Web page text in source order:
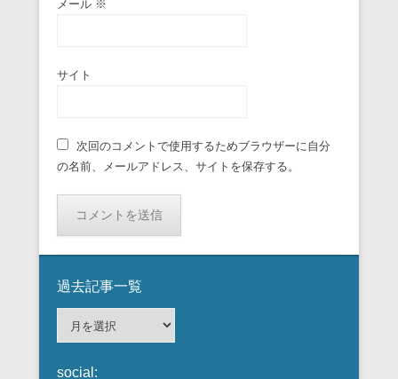
メール ※
サイト
次回のコメントで使用するためブラウザーに自分
の名前、メールアドレス、サイトを保存する。
過去記事一覧
social: